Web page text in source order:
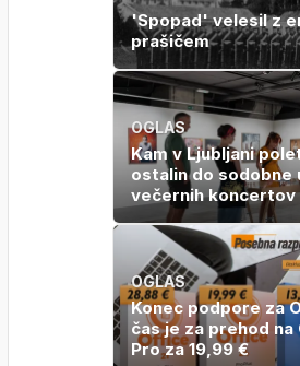
'Spopad' velesil z
prašičem
OGLAS
Kam v Ljubljani
ostalin do sodobne
večernih koncertov
OGLAS
Konec podpore za
čas je za prehod
Pro za 19,99 €